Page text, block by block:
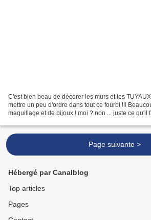
C'est bien beau de décorer les murs et les
mettre un peu d'ordre dans tout ce fourbi !!!
maquillage et de bijoux ! moi ? non ... juste ce qu'il
Page suivante >
Hébergé par Canalblog
Top articles
Pages